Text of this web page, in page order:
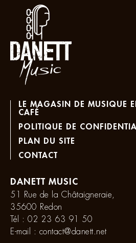
LE MAGASIN DE MUSIQUE
CAFÉ
POLITIQUE DE
PLAN DU SITE
CONTACT
DANETT MUSIC
51 Rue de la Châtaigneraie,
35600 Redon
Tél : 02 23 63 91 50
E-mail : contact@danett.net